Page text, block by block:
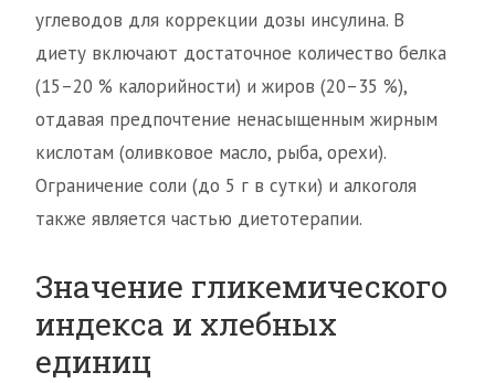
углеводов для коррекции дозы инсулина. В
диету включают достаточное количество белка
(15–20 % калорийности) и жиров (20–35 %),
отдавая предпочтение ненасыщенным жирным
кислотам (оливковое масло, рыба, орехи).
Ограничение соли (до 5 г в сутки) и алкоголя
также является частью диетотерапии.
Значение гликемического
индекса и хлебных
единиц